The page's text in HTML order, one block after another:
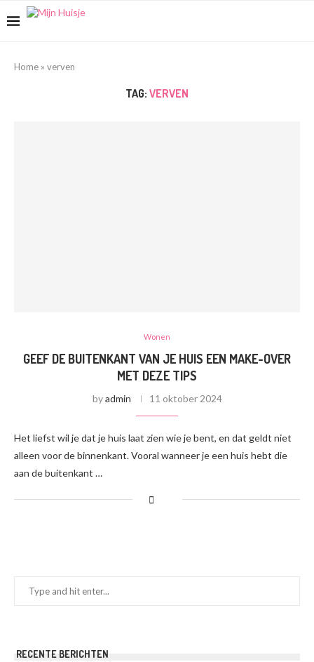
Home » verven
TAG: VERVEN
Wonen
GEEF DE BUITENKANT VAN JE HUIS EEN MAKE-OVER
MET DEZE TIPS
byadmin 11 oktober 2024
Het liefst wil je dat je huis laat zien wie je bent, en dat geldt niet
alleen voor de binnenkant. Vooral wanneer je een huis hebt die
aan de buitenkant …
RECENTE BERICHTEN